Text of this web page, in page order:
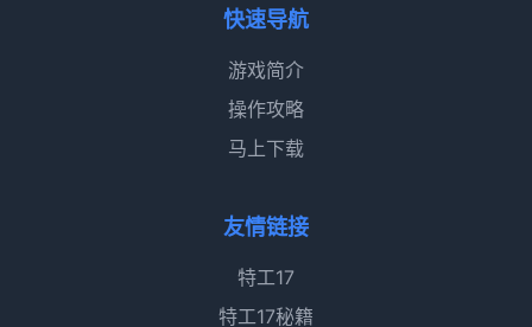
快速导航
游戏简介
操作攻略
马上下载
友情链接
特工17
特工17秘籍